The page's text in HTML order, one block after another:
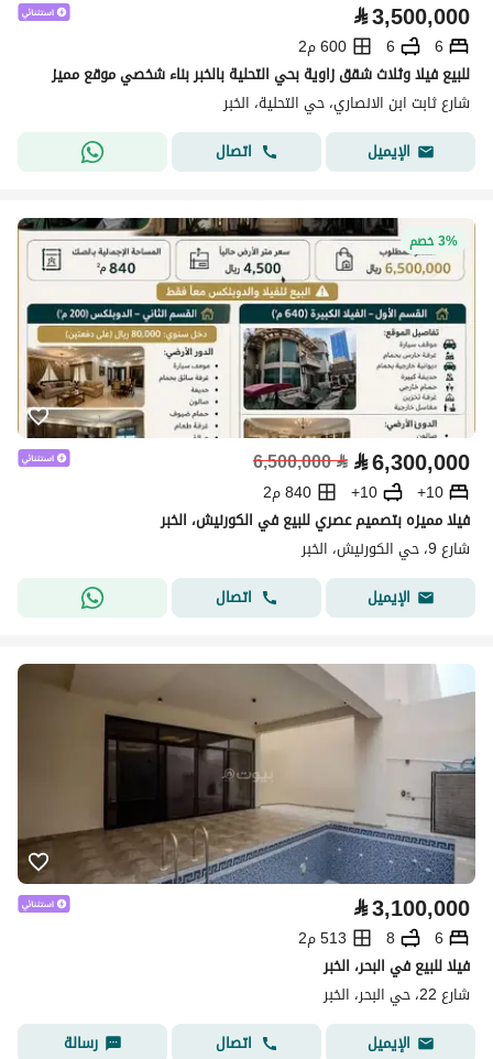
⃁3,500,000
6
6
600 م2
للبيع فيلا وثلاث شقق زاوية بحي التحلية بالخبر بناء شخصي موقع مميز
شارع ثابت ابن الانصاري، حي التحلية، الخبر
الإيميل
اتصال
3% خصم
⃁6,300,000
⃁
6,500,000
10+
10+
840 م2
فيلا مميزه بتصميم عصري للبيع في الكورنيش، الخبر
شارع 9، حي الكورنيش، الخبر
الإيميل
اتصال
⃁3,100,000
6
8
513 م2
فيلا للبيع في البحر، الخبر
شارع 22، حي البحر، الخبر
الإيميل
اتصال رسالة